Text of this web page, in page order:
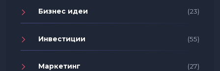
Бизнес идеи (23)
Инвестиции (55)
Маркетинг (27)